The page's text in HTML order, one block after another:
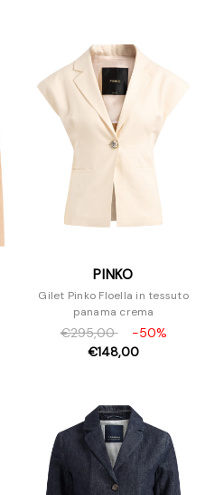
PINKO
Gilet Pinko Floella in tessuto
panama crema
€295,00
-50%
€148,00